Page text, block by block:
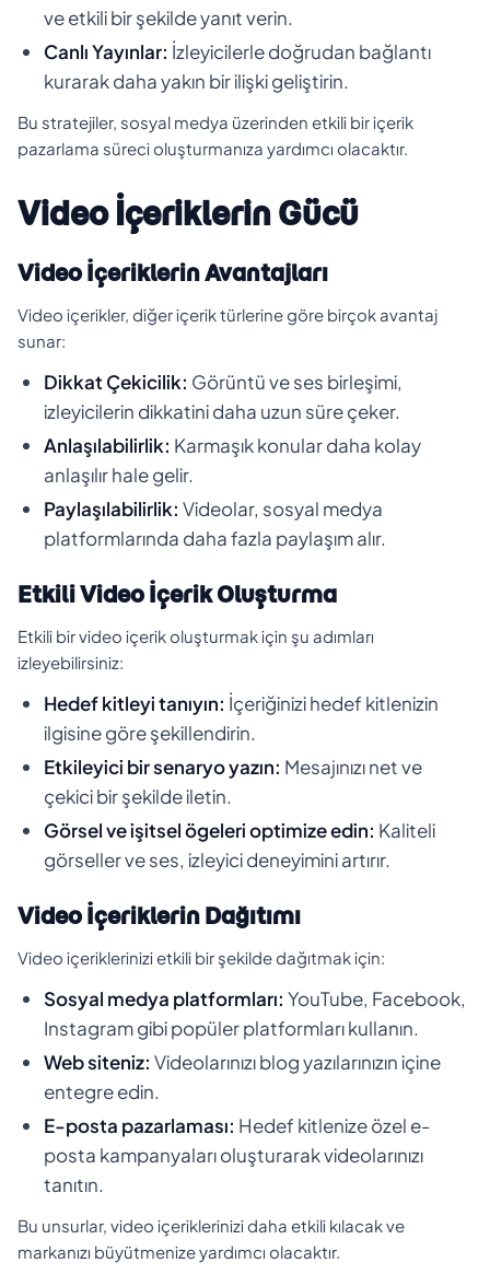
ve etkili bir şekilde yanıt verin.
Canlı Yayınlar: İzleyicilerle doğrudan bağlantı
kurarak daha yakın bir ilişki geliştirin.
Bu stratejiler, sosyal medya üzerinden etkili bir içerik
pazarlama süreci oluşturmanıza yardımcı olacaktır.
Video İçeriklerin Gücü
Video İçeriklerin Avantajları
Video içerikler, diğer içerik türlerine göre birçok avantaj
sunar:
Dikkat Çekicilik: Görüntü ve ses birleşimi,
izleyicilerin dikkatini daha uzun süre çeker.
Anlaşılabilirlik: Karmaşık konular daha kolay
anlaşılır hale gelir.
Paylaşılabilirlik: Videolar, sosyal medya
platformlarında daha fazla paylaşım alır.
Etkili Video İçerik Oluşturma
Etkili bir video içerik oluşturmak için şu adımları
izleyebilirsiniz:
Hedef kitleyi tanıyın: İçeriğinizi hedef kitlenizin
ilgisine göre şekillendirin.
Etkileyici bir senaryo yazın: Mesajınızı net ve
çekici bir şekilde iletin.
Görsel ve işitsel ögeleri optimize edin: Kaliteli
görseller ve ses, izleyici deneyimini artırır.
Video İçeriklerin Dağıtımı
Video içeriklerinizi etkili bir şekilde dağıtmak için:
Sosyal medya platformları: YouTube, Facebook,
Instagram gibi popüler platformları kullanın.
Web siteniz: Videolarınızı blog yazılarınızın içine
entegre edin.
E-posta pazarlaması: Hedef kitlenize özel e-
posta kampanyaları oluşturarak videolarınızı
tanıtın.
Bu unsurlar, video içeriklerinizi daha etkili kılacak ve
markanızı büyütmenize yardımcı olacaktır.